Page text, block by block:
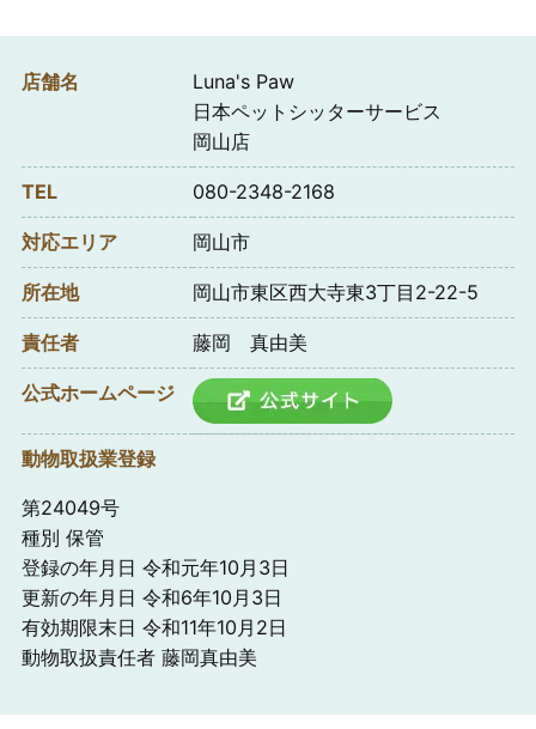
店舗名
Luna's Paw
日本ペットシッターサービス
岡山店
TEL 080-2348-2168
対応エリア 岡山市
所在地 岡山市東区西大寺東3丁目2-22-5
責任者 藤岡 真由美
公式ホームページ
動物取扱業登録
第24049号
種別 保管
登録の年月日 令和元年10月3日
更新の年月日 令和6年10月3日
有効期限末日 令和11年10月2日
動物取扱責任者 藤岡真由美